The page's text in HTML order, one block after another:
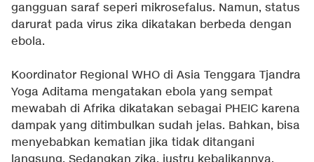
gangguan saraf seperi mikrosefalus. Namun, status
darurat pada virus zika dikatakan berbeda dengan
ebola.
Koordinator Regional WHO di Asia Tenggara Tjandra
Yoga Aditama mengatakan ebola yang sempat
mewabah di Afrika dikatakan sebagai PHEIC karena
dampak yang ditimbulkan sudah jelas. Bahkan, bisa
menyebabkan kematian jika tidak ditangani